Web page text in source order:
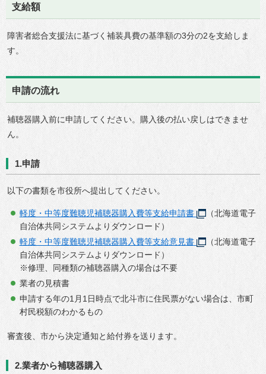
支給額
障害者総合支援法に基づく補装具費の基準額の3分の2を支給しま
す。
申請の流れ
補聴器購入前に申請してください。購入後の払い戻しはできませ
ん。
1.申請
以下の書類を市役所へ提出してください。
軽度・中等度難聴児補聴器購入費等支給申請書
（北海道電子
自治体共同システムよりダウンロード）
軽度・中等度難聴児補聴器購入費等支給意見書
（北海道電子
自治体共同システムよりダウンロード）
※修理、同種類の補聴器購入の場合は不要
業者の見積書
申請する年の1月1日時点で北斗市に住民票がない場合は、市町
村民税額のわかるもの
審査後、市から決定通知と給付券を送ります。
2.業者から補聴器購入